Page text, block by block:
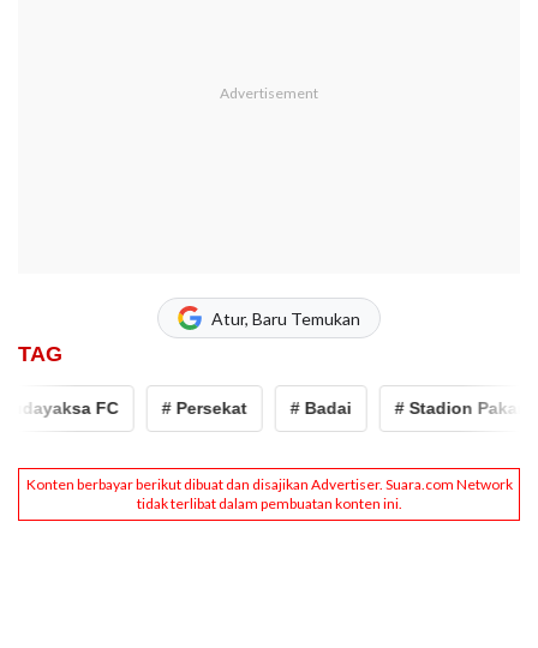
Atur, Baru Temukan
TAG
FC # Persekat # Badai # Stadion Pakansari